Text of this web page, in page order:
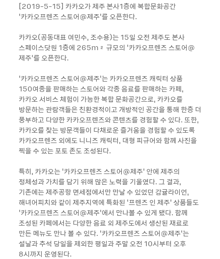
[2019-5-15] 카카오가 제주 본사1층에 복합문화공간
‘카카오프렌즈 스토어@제주’를 오픈한다.
카카오(공동대표 여민수, 조수용)는 15일 오전 제주도 본사
스페이스닷원 1층에 265m² 규모의 ‘카카오프렌즈 스토어@
제주’를 오픈한다.
‘카카오프렌즈 스토어@제주’는 카카오프렌즈 캐릭터 상품
150여종을 판매하는 스토어와 각종 음료를 판매하는 카페,
카카오 서비스 체험이 가능한 복합 문화공간으로, 카카오를
방문하는 관람객들은 친환경적이고 개방적인 공간을 통해 한층 더
풍부하고 다양한 카카오프렌즈와 콘텐츠를 경험할 수 있다. 또한,
카카오를 찾는 방문객들이 다채로운 즐거움을 경험할 수 있도록
카카오프렌즈 외에도 니니즈 캐릭터, 대형 피규어와 함께 사진을
찍을 수 있는 포토 존도 조성된다.
특히, 카카오는 ‘카카오프렌즈 스토어@제주’ 안에 제주의
정체성과 가치를 담기 위해 많은 노력을 기울였다. 그 결과,
기존에는 제주공항 면세점에서만 만날 수 있었던 감귤라이언,
해녀어피치와 같이 제주지역에 특화된 ‘프렌즈 인 제주’ 상품들도
‘카카오프렌즈 스토어@제주’에서 만나볼 수 있게 됐다. 함께
조성된 카페에서는 다양한 음료 외 제주도에서 생산된 재료로
만든 메뉴도 만나 볼 수 있다. ‘카카오프렌즈 스토어@제주’는
설날과 추석 당일을 제외한 평일과 주말 오전 10시부터 오후
8시까지 운영된다.